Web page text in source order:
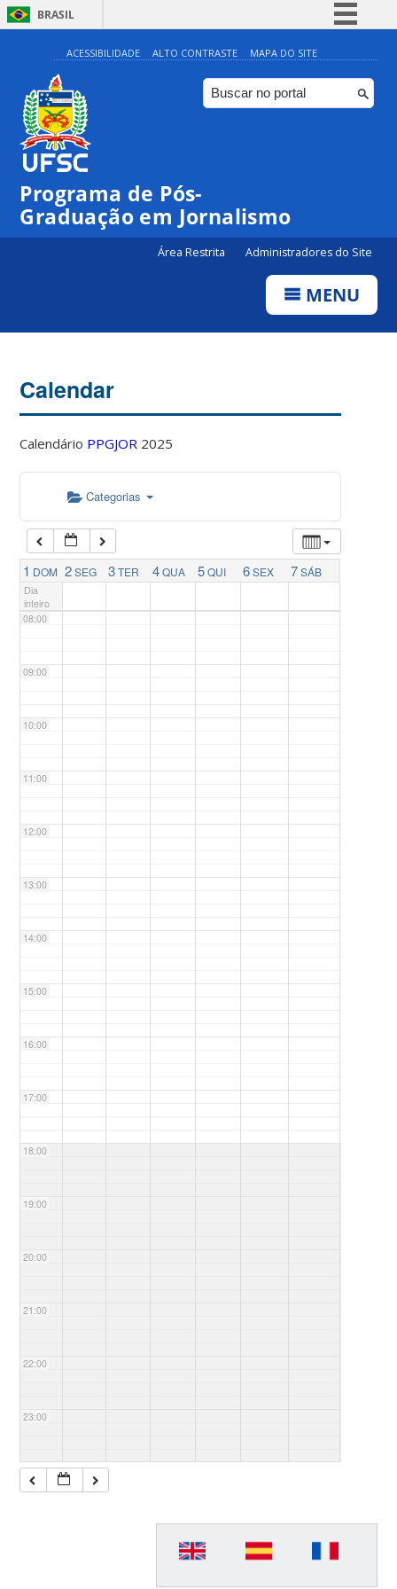
BRASIL
Simplifique!
Comunica BR
Participe
ACESSIBILIDADE ALTO CONTRASTE MAPA DO SITE
Programa de Pós-
Graduação em Jornalismo
Área Restrita Administradores do Site
MENU
Calendar
Calendário PPGJOR 2025
Categorias
1 DOM 2SEG 3TER 4QUA 5QUI 6SEX 7SÁB
Dia
inteiro
00:00
07:00
08:00
09:00
10:00
11:00
12:00
13:00
14:00
15:00
16:00
17:00
18:00
19:00
20:00
21:00
22:00
23:00